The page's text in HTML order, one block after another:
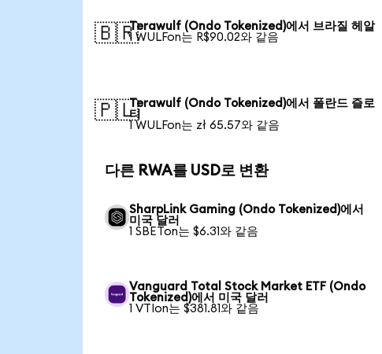
🇧🇷Terawulf (Ondo Tokenized)에서 브라질 헤알
1 WULFon는 R$90.02와 같음
🇵🇱Terawulf (Ondo Tokenized)에서 폴란드 즐로
티
1 WULFon는 zł 65.57와 같음
다른 RWA를 USD로 변환
SharpLink Gaming (Ondo Tokenized)에서
미국 달러
1 SBETon는 $6.31와 같음
Vanguard Total Stock Market ETF (Ondo
Tokenized)에서 미국 달러
1 VTIon는 $381.81와 같음